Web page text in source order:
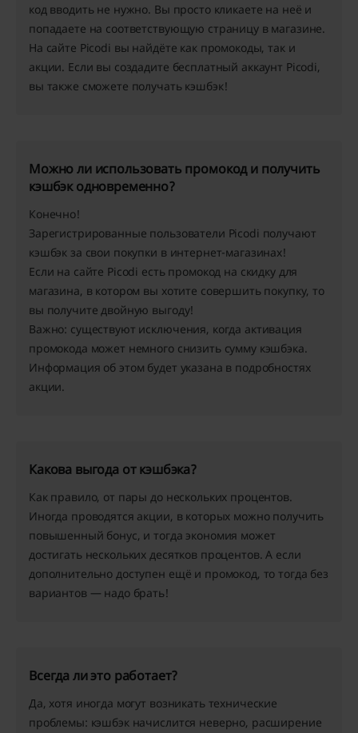
код вводить не нужно. Вы просто кликаете на неё и
попадаете на соответствующую страницу в магазине.
На сайте Picodi вы найдёте как промокоды, так и
акции. Если вы создадите бесплатный аккаунт Picodi,
вы также сможете получать кэшбэк!
Можно ли использовать промокод и получить
кэшбэк одновременно?
Конечно!
Зарегистрированные пользователи Picodi получают
кэшбэк за свои покупки в интернет-магазинах!
Если на сайте Picodi есть промокод на скидку для
магазина, в котором вы хотите совершить покупку, то
вы получите двойную выгоду!
Важно: существуют исключения, когда активация
промокода может немного снизить сумму кэшбэка.
Информация об этом будет указана ​​в подробностях
акции.
Какова выгода от кэшбэка?
Как правило, от пары до нескольких процентов.
Иногда проводятся акции, в которых можно получить
повышенный бонус, и тогда экономия может
достигать нескольких десятков процентов. А если
дополнительно доступен ещё и промокод, то тогда без
вариантов — надо брать!
Всегда ли это работает?
Да, хотя иногда могут возникать технические
проблемы: кэшбэк начислится неверно, расширение